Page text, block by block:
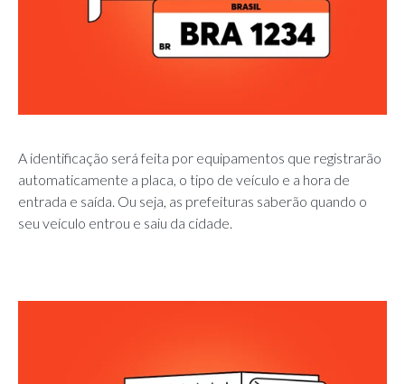
A identificação será feita por equipamentos que registrarão
automaticamente a placa, o tipo de veículo e a hora de
entrada e saída. Ou seja, as prefeituras saberão quando o
seu veículo entrou e saiu da cidade.